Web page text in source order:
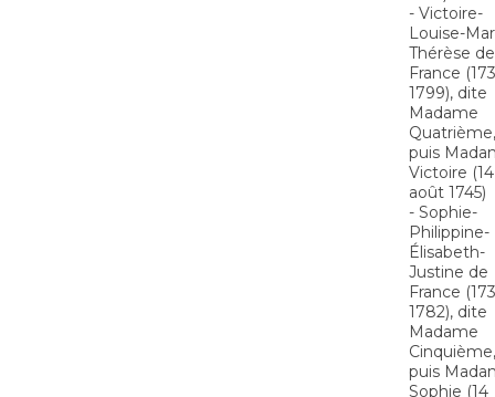
- Victoire-
Louise-
Thérèse de
France
1799), dite
Madame
Quatrième,
puis
Victoire (14
août 1745)
- Sophie-
Philippine-
Élisabeth-
Justine de
France
1782), dite
Madame
Cinquième,
puis
Sophie (14